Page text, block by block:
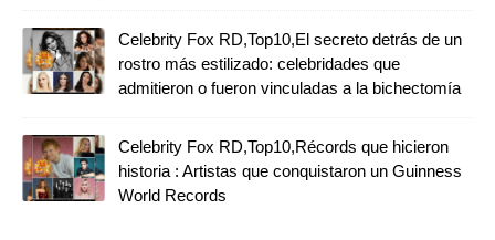
Celebrity Fox RD,Top10,El secreto detrás de un
rostro más estilizado: celebridades que
admitieron o fueron vinculadas a la bichectomía
Celebrity Fox RD,Top10,Récords que hicieron
historia : Artistas que conquistaron un Guinness
World Records